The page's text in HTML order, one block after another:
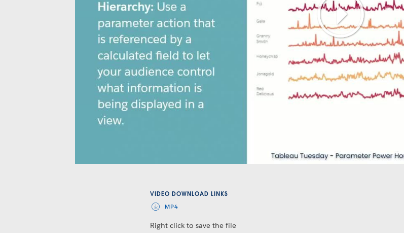
Play
Video
VIDEO DOWNLOAD LINKS
MP4
Right click to save the file